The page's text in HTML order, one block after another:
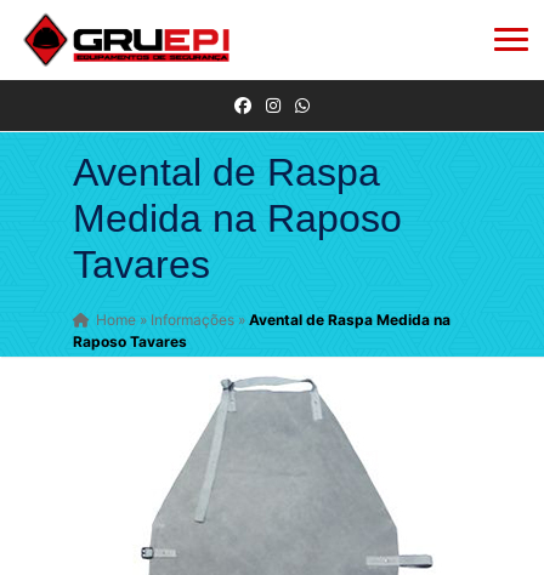
Avental de Raspa
Medida na Raposo
Tavares
Home» Informações » Avental de Raspa Medida na
Raposo Tavares